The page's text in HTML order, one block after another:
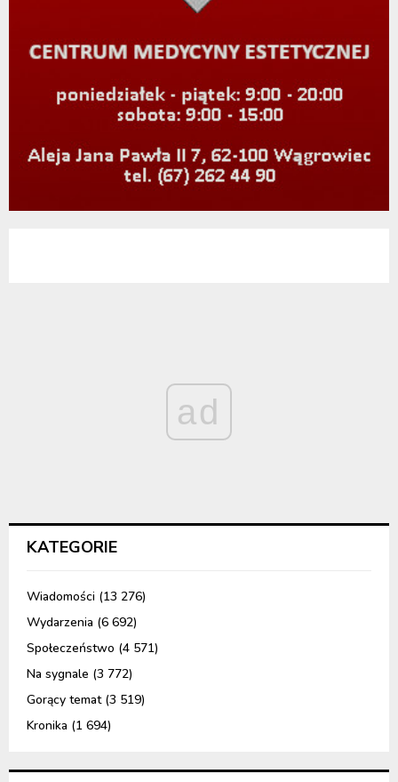
ad
KATEGORIE
Wiadomości (13 276)
Wydarzenia (6 692)
Społeczeństwo (4 571)
Na sygnale (3 772)
Gorący temat(3 519)
Kronika (1 694)